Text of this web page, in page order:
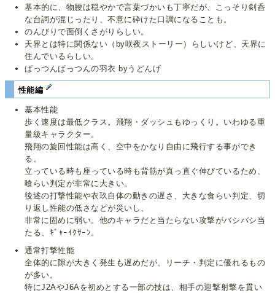
基本的に、物腰は穏やかで言葉づかいも丁寧だが、こっそり剣呑
な台詞が混じったり、不意に砕けた口調になることも。
のんびりで面倒くさがりらしい。
天界とは特に関係ない（by咲夜ストーリー）らしいけど、天界に
住んでいるらしい。
ぱっつんぱっつんの羽衣 byうどんげ
性能編
基本性能
歩く速度は最低クラス。飛翔・ダッシュもゆっくり。いわゆる重
量級キャラクター。
飛翔の旋回性能は高く、空中をかなり自由に飛行する事ができ
る。
立っている時も座っている時も背筋が真っ直ぐ伸びているため、
喰らい判定が非常に大きい。
後述の打撃性能や衣玖自体の動きの遅さ、大きな食らい判定、切
り返し性能の低さなどが災いし、
非常に固めに弱い。他のキャラだと当たらない攻撃がバシバシ当
たる、ｷﾞｬｰｲｸｻｰﾝ。
通常打撃性能
全体的に隙が大きく発生も遅めだが、リーチ・判定に優れるもの
が多い。
特にJ2AやJ6Aを初めとする一部の技は、相手の迎撃射撃を貫い